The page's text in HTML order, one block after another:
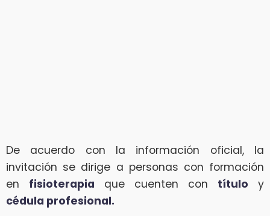
De acuerdo con la información oficial, la
invitación se dirige a personas con formación
en fisioterapia que cuenten con título y
cédula profesional.